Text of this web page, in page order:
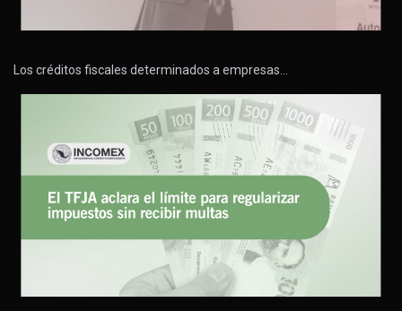
Los créditos fiscales determinados a empresas…